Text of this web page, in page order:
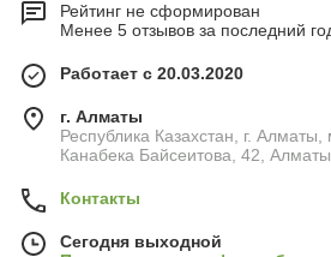
Рейтинг не сформирован
Менее 5 отзывов за последний
Работает с 20.03.2020
г. Алматы
Республика Казахстан, г.
Канабека Байсеитова, 42,
Контакты
Сегодня выходной